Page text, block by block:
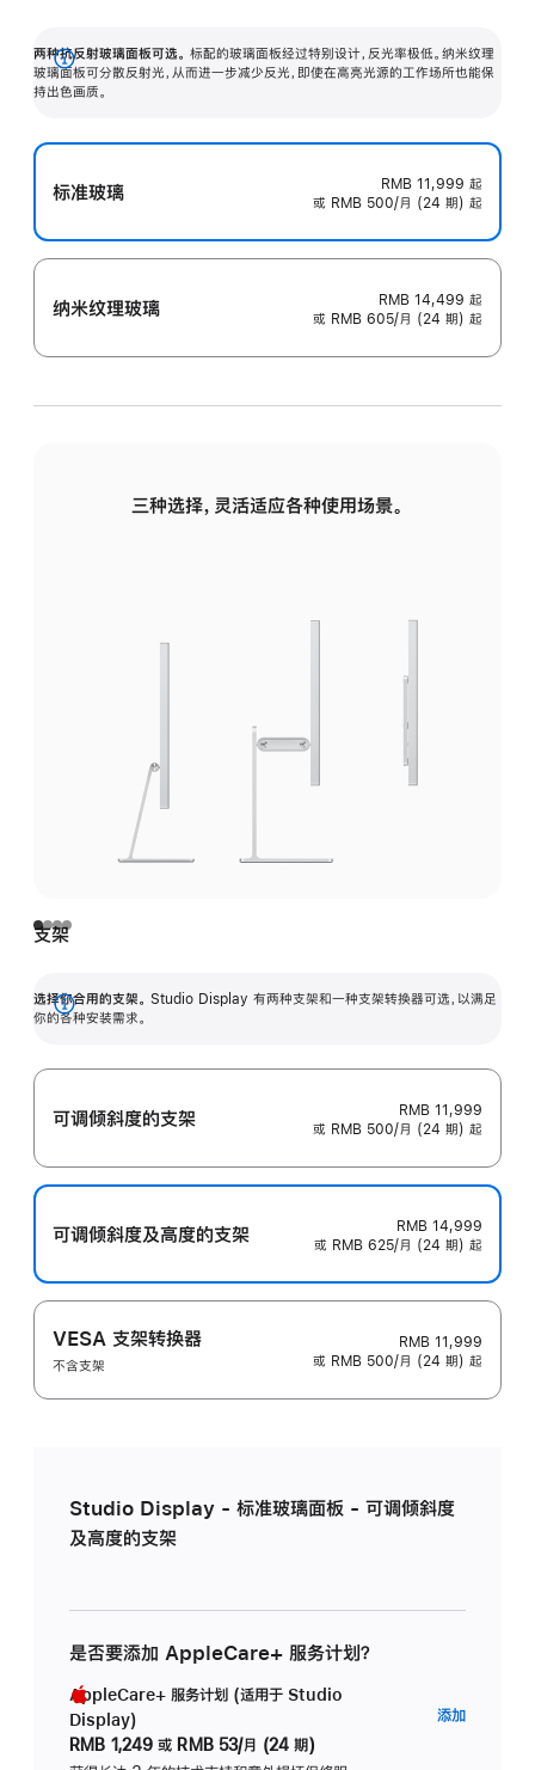
两种抗反射玻璃面板可选。 标配的玻璃面板经过特别设计，反光率极低。纳米纹理
玻璃面板可分散反射光，从而进一步减少反光，即使在高亮光源的工作场所也能保
持出色画质。
展
开
标准玻璃 RMB 11,999 起
或 RMB 500/月 (24 期) 起
纳米纹理玻璃 RMB 14,499 起
或 RMB 605/月 (24 期) 起
三种选择，灵活适应各种使用场景。
支架
选择你合用的支架。 Studio Display 有两种支架和一种支架转换器可选，以满足
你的各种安装需求。
展
可调倾斜度的支架
RMB 11,999
或 RMB 500/月 (24 期) 起
可调倾斜度及高‍度的支‍架
RMB 14,999
或 RMB 625/月 (24 期) 起
VESA 支架转换器
不含支架
RMB 11,999
或 RMB 500/月 (24 期) 起
Studio Display - 标准玻璃面板 - 可调倾斜度
及高度的支架
是否要添加 AppleCare+ 服务计划？
AppleCare+ 服务计划 (适用于 Studio
Display)
RMB 1,249 或 RMB 53/月 (24 期)
添加